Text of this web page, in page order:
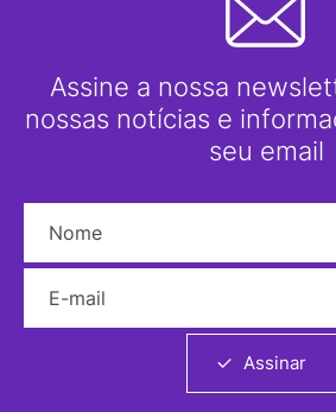
Assine a nossa
nossas notícias e
seu email
Assinar